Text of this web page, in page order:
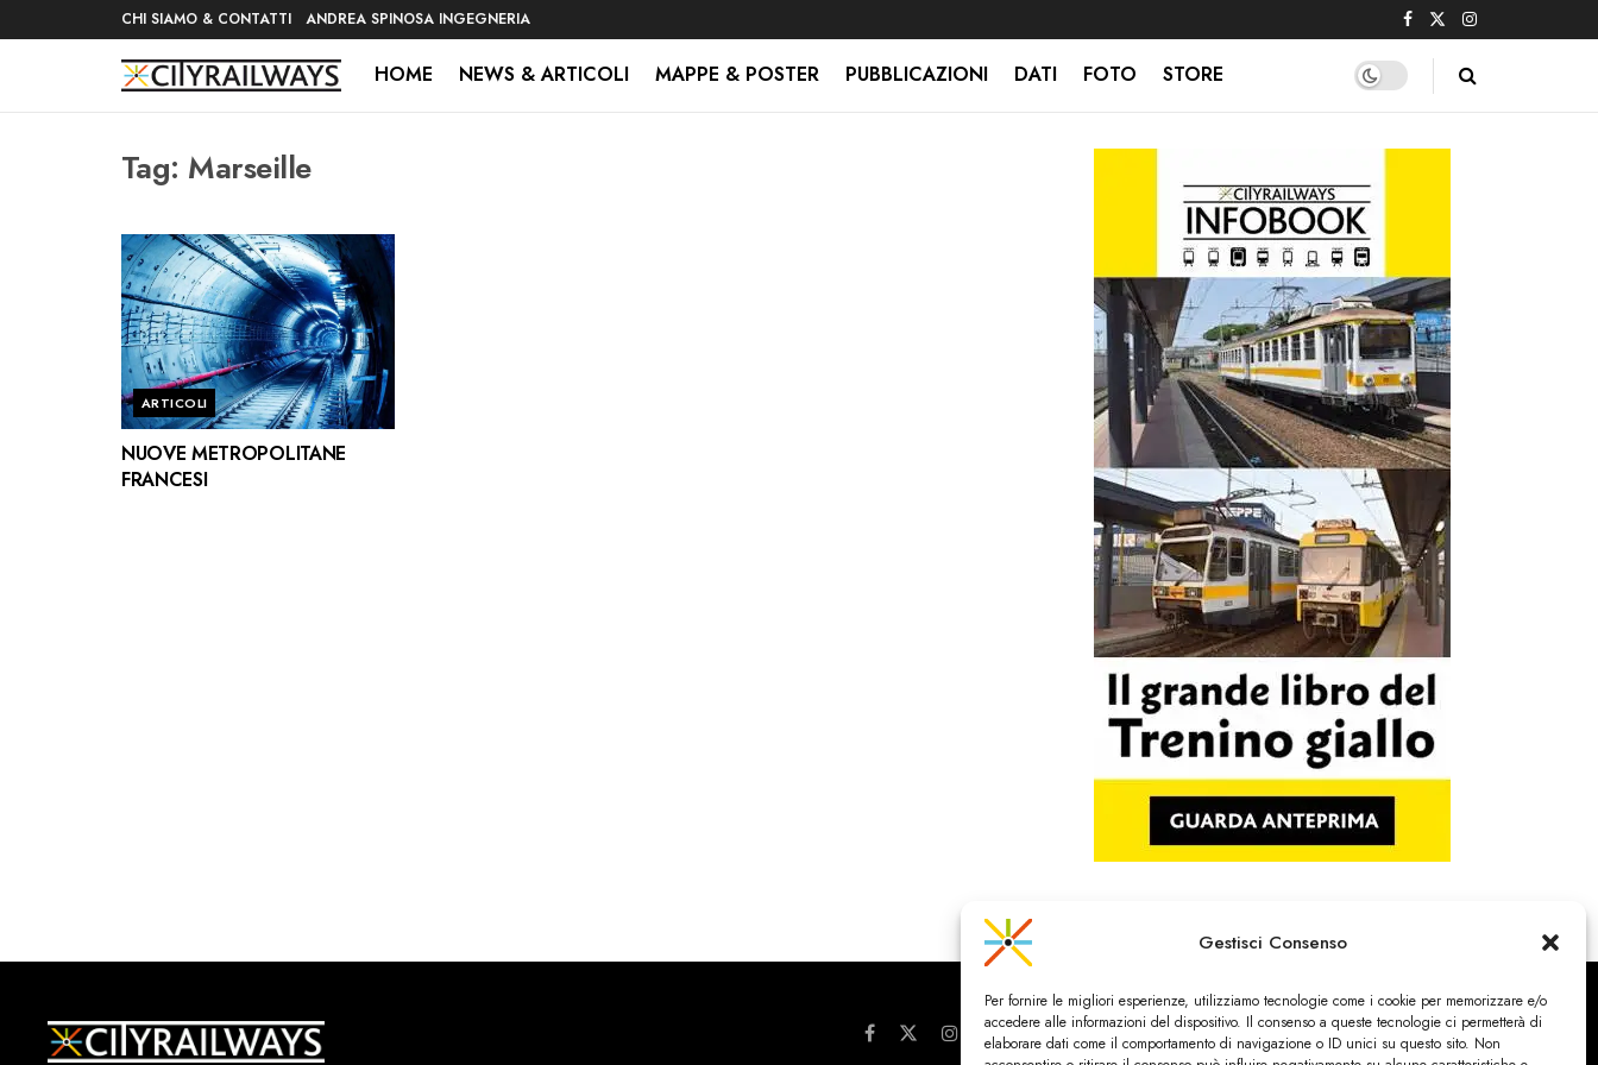
Gestisci Consenso
Per fornire le migliori esperienze, utilizziamo tecnologie come i cookie per memorizzare e/o
accedere alle informazioni del dispositivo. Il consenso a queste tecnologie ci permetterà di
elaborare dati come il comportamento di navigazione o ID unici su questo sito. Non
CHI SIAMO & CONTATTI ANDREA SPINOSA INGEGNERIA
HOME NEWS & ARTICOLI MAPPE & POSTER PUBBLICAZIONI DATI FOTO STORE
Tag: Marseille
ARTICOLI
NUOVE METROPOLITANE
FRANCESI